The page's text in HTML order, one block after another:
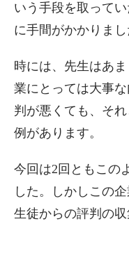
いう手段を取って
に手間がかかりまし
時には、先生はあ
業にとっては大事
判が悪くても、そ
例があります。
今回は2回ともこの
した。しかしこの
生徒からの評判の収